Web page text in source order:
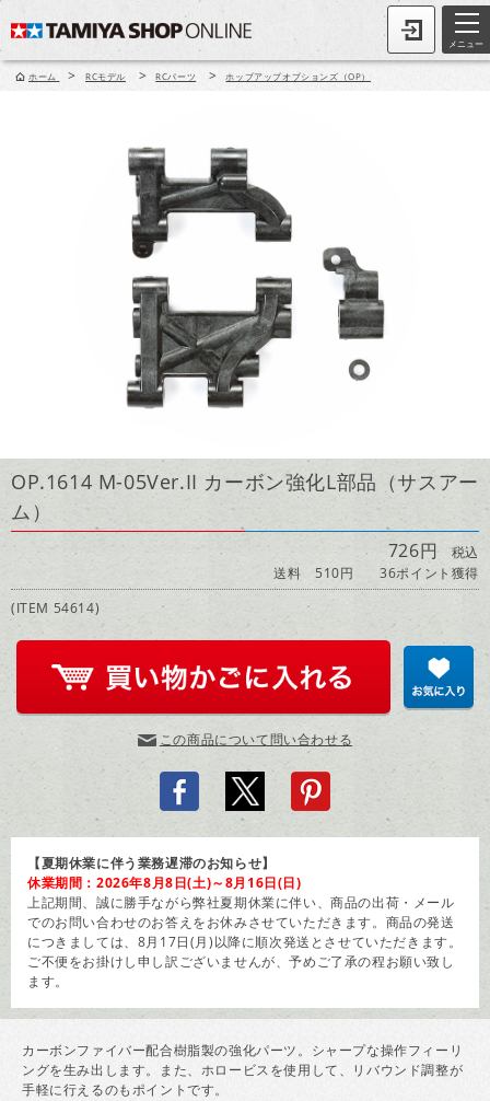
メニュー
ホーム > RCモデル > RCパーツ > ホップアップオプションズ（OP）
OP.1614 M-05Ver.II カーボン強化L部品（サスアー
ム）
726円税込
送料 510円
36ポイント獲得
(ITEM 54614)
この商品について問い合わせる
【夏期休業に伴う業務遅滞のお知らせ】
休業期間：2026年8月8日(土)～8月16日(日)
上記期間、誠に勝手ながら弊社夏期休業に伴い、商品の出荷・メール
でのお問い合わせのお答えをお休みさせていただきます。商品の発送
につきましては、8月17日(月)以降に順次発送とさせていただきます。
ご不便をお掛けし申し訳ございませんが、予めご了承の程お願い致し
ます。
カーボンファイバー配合樹脂製の強化パーツ。シャープな操作フィーリ
ングを生み出します。また、ホロービスを使用して、リバウンド調整が
手軽に行えるのもポイントです。